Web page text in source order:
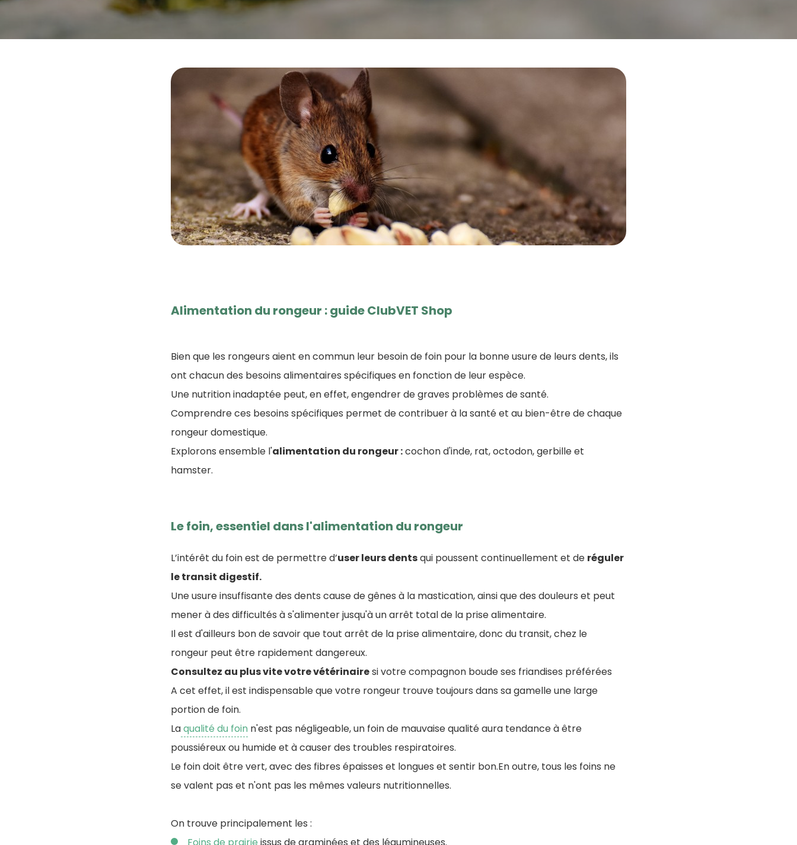
Alimentation du rongeur : guide ClubVET Shop
Bien que les rongeurs aient en commun leur besoin de foin pour la bonne usure de leurs dents, ils
ont chacun des besoins alimentaires spécifiques en fonction de leur espèce.
Une nutrition inadaptée peut, en effet, engendrer de graves problèmes de santé.
Comprendre ces besoins spécifiques permet de contribuer à la santé et au bien-être de chaque
rongeur domestique.
Explorons ensemble l'alimentation du rongeur :cochon d'inde, rat, octodon, gerbille et
hamster.
Le foin, essentiel dans l'alimentation du rongeur
L’intérêt du foin est de permettre d’user leurs dentsqui poussent continuellement et de réguler
le transit digestif.
Une usure insuffisante des dents cause de gênes à la mastication, ainsi que des douleurs et peut
mener à des difficultés à s'alimenter jusqu'à un arrêt total de la prise alimentaire.
Il est d'ailleurs bon de savoir que tout arrêt de la prise alimentaire, donc du transit, chez le
rongeur peut être rapidement dangereux.
Consultez au plus vite votre vétérinairesi votre compagnon boude ses friandises préférées
A cet effet, il est indispensable que votre rongeur trouve toujours dans sa gamelle une large
portion de foin.
Laqualité du foin n'est pas négligeable, un foin de mauvaise qualité aura tendance à être
poussiéreux ou humide et à causer des troubles respiratoires.
Le foin doit être vert, avec des fibres épaisses et longues et sentir bon.En outre, tous les foins ne
se valent pas et n'ont pas les mêmes valeurs nutritionnelles.
On trouve principalement les :